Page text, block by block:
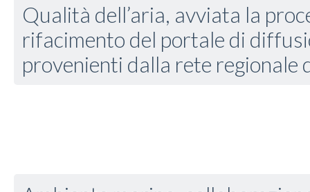
Qualità dell’aria, avviata la
rifacimento del portale di
provenienti dalla rete regionale